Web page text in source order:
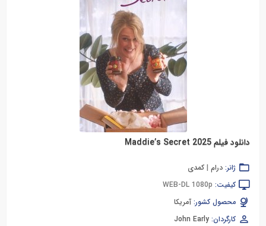
دانلود فیلم Maddie’s Secret 2025
ژانر: درام | کمدی
کیفیت: WEB-DL 1080p
محصول کشور: آمریکا
کارگردان: John Early